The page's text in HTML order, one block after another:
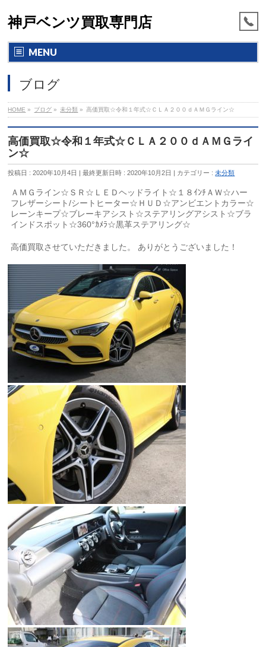
神戸ベンツ買取専門店
MENU
ブログ
HOME » ブログ » 未分類 » 高価買取☆令和１年式☆ＣＬＡ２００ｄＡＭＧライン☆
高価買取☆令和１年式☆ＣＬＡ２００ｄＡＭＧライ
ン☆
投稿日 : 2020年10月4日 最終更新日時 : 2020年10月2日 カテゴリー :未分類
ＡＭＧライン☆ＳＲ☆ＬＥＤヘッドライト☆１８ｲﾝﾁＡＷ☆ハー
フレザーシート/シートヒーター☆ＨＵＤ☆アンビエントカラー☆
レーンキープ☆ブレーキアシスト☆ステアリングアシスト☆ブラ
インドスポット☆360°ｶﾒﾗ☆黒革ステアリング☆
高価買取させていただきました。 ありがとうございました！